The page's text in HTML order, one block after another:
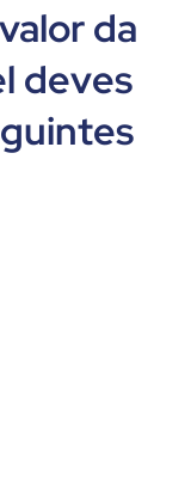
da
deves